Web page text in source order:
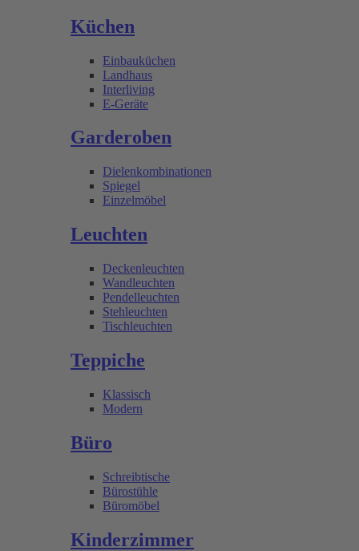
Küchen
Einbauküchen
Landhaus
Interliving
E-Geräte
Garderoben
Dielenkombinationen
Spiegel
Einzelmöbel
Leuchten
Deckenleuchten
Wandleuchten
Pendelleuchten
Stehleuchten
Tischleuchten
Teppiche
Klassisch
Modern
Büro
Schreibtische
Bürostühle
Büromöbel
Kinderzimmer